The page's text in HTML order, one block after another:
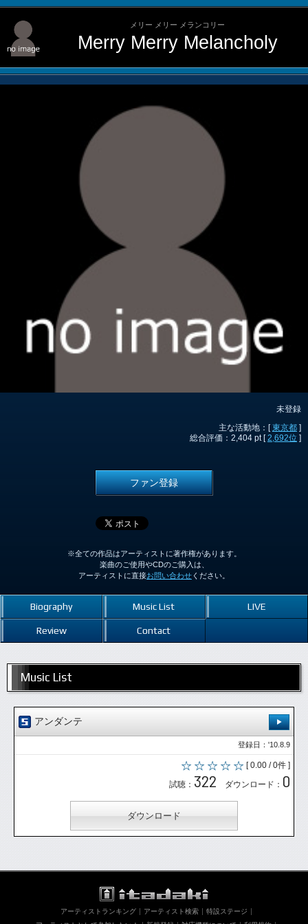
メリー メリー メランコリー
Merry Merry Melancholy
未登録
主な活動地：[東京都 ]
総合評価：2,404 pt [2,692位 ]
ファン登録
※全ての作品はアーティストに著作権があります。
楽曲のご使用やCDのご購入は、
アーティストに直接お問い合わせ ください。
Biography Music List LIVE
Review Contact
Music List
アンダンテ
登録日：'10.8.9
[ 0.00 / 0件 ]
試聴： 322 ダウンロード： 0
ダウンロード
アーティストランキング アーティスト検索
特設ステージ